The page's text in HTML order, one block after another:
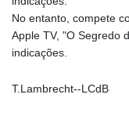
No entanto, compete
Apple TV, "O Segredo
indicações.
T.Lambrecht--LCdB